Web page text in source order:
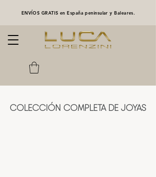
ENVÍOS GRATIS en España peninsular y Baleares.
COLECCIÓN COMPLETA DE JOYAS